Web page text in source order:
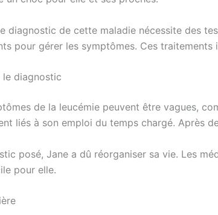
diagnostic de cette maladie nécessite des
pour gérer les symptômes. Ces
le diagnostic
de la leucémie peuvent être vagues,
liés à son emploi du temps chargé. Après
posé, Jane a dû réorganiser sa vie. Les
pour elle.